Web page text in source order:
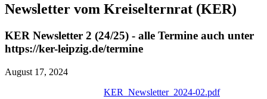
Newsletter vom Kreiselternrat (KER)
KER Newsletter 2 (24/25) - alle Termine auch unter
https://ker-leipzig.de/termine
August 17, 2024
KER_Newsletter_2024-02.pdf